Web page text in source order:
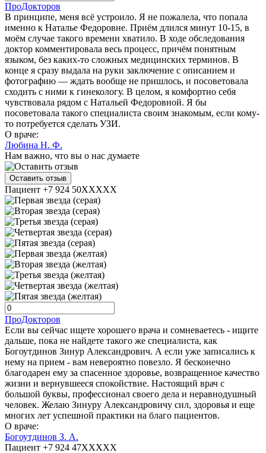
ПроДокторов
В принципе, меня всё устроило. Я не пожалела, что попала
именно к Наталье Федоровне. Приём длился минут 10-15, в
моём случае такого времени хватило. В ходе обследования
доктор комментировала весь процесс, причём понятным
языком, без каких-то сложных медицинских терминов. В
конце я сразу выдала на руки заключение с описанием и
фотографию — ждать вообще не пришлось, и посоветовала
сходить с ними к гинекологу. В целом, я комфортно себя
чувствовала рядом с Натальей Федоровной. Я бы
посоветовала такого специалиста своим знакомым, если кому-
то потребуется сделать УЗИ.
О враче:
Любина Н. Ф.
Нам важно, что вы о нас думаете
Оставить отзыв
Пациент +7 924 50XXXXX
ПроДокторов
Если вы сейчас ищете хорошего врача и сомневаетесь - ищите
дальше, пока не найдете такого же специалиста, как
Богоутдинов Зинур Александрович. А если уже записались к
нему на прием - вам невероятно повезло. Я бесконечно
благодарен ему за спасенное здоровье, возвращенное качество
жизни и вернувшееся спокойствие. Настоящий врач с
большой буквы, профессионал своего дела и неравнодушный
человек. Желаю Зинуру Александровичу сил, здоровья и еще
многих лет успешной практики на благо пациентов.
О враче:
Богоутдинов З. А.
Пациент +7 924 47XXXXX